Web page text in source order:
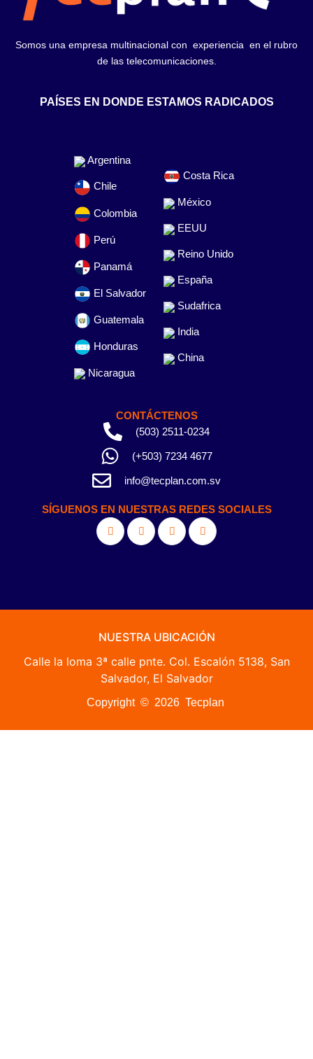
Somos una empresa multinacional con experiencia en el rubro
de las telecomunicaciones.
PAÍSES EN DONDE ESTAMOS RADICADOS
Argentina
Chile
Colombia
Perú
Panamá
El Salvador
Guatemala
Honduras
Nicaragua
Costa Rica
México
EEUU
Reino Unido
España
Sudafrica
India
China
CONTÁCTENOS
(503) 2511-0234
(+503) 7234 4677
info@tecplan.com.sv
SÍGUENOS EN NUESTRAS REDES SOCIALES
NUESTRA UBICACIÓN
Calle la loma 3ª calle pnte. Col. Escalón 5138, San
Salvador, El Salvador
Copyright © 2026 Tecplan